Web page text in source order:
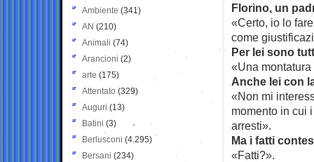
Florino, un
«Certo, io lo
come
Per lei sono
«Una
Anche lei con
«Non mi
momento in cui
arresti».
Ma i fatti
«Fatti?».
Ambiente (341)
AN (210)
Animali (74)
Arancioni (2)
arte (175)
Attentato (329)
Auguri (13)
Batini (3)
Berlusconi (4.295)
Bersani (234)